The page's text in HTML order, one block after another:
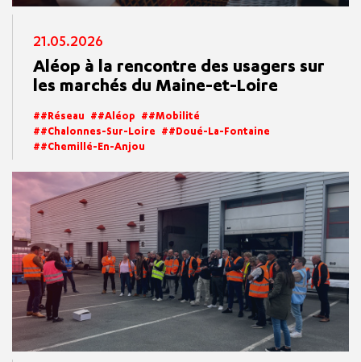
21.05.2026
Aléop à la rencontre des usagers sur
les marchés du Maine-et-Loire
#réseau #aléop
#mobilité
#Chalonnes-Sur-Loire
#Doué-La-Fontaine
#Chemillé-En-Anjou